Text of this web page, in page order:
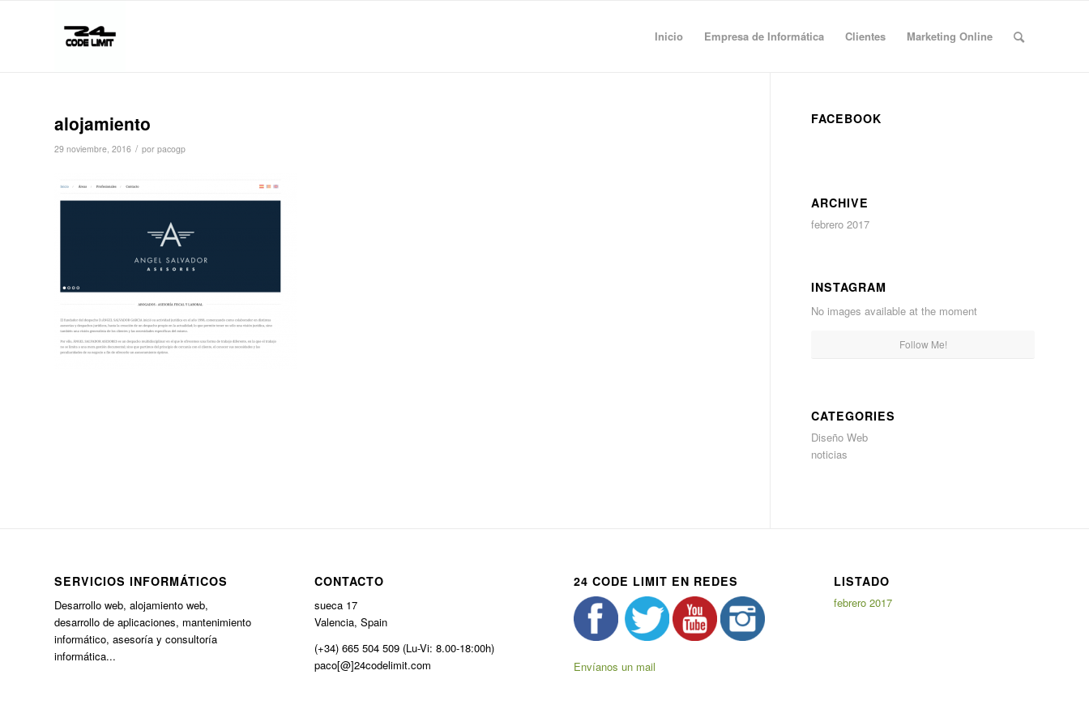
Inicio Empresa de Informática Clientes Marketing Online
alojamiento
29 noviembre, 2016 / por pacogp
FACEBOOK
ARCHIVE
febrero 2017
INSTAGRAM
No images available at the moment
Follow Me!
CATEGORIES
Diseño Web
noticias
SERVICIOS INFORMÁTICOS
Desarrollo web, alojamiento web,
desarrollo de aplicaciones, mantenimiento
informático, asesoría y consultoría
informática...
CONTACTO
sueca 17
Valencia, Spain
(+34) 665 504 509 (Lu-Vi: 8.00-18:00h)
paco[@]24codelimit.com
24 CODE LIMIT EN REDES
Envíanos un mail
LISTADO
febrero 2017